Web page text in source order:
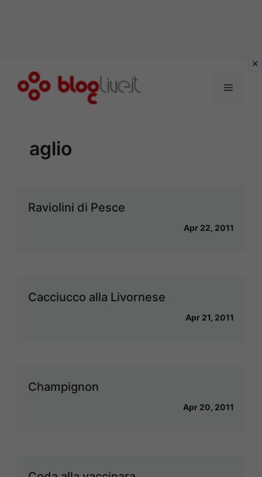
Menu
aglio
Raviolini di Pesce
Apr 22, 2011
Cacciucco alla Livornese
Apr 21, 2011
Champignon
Apr 20, 2011